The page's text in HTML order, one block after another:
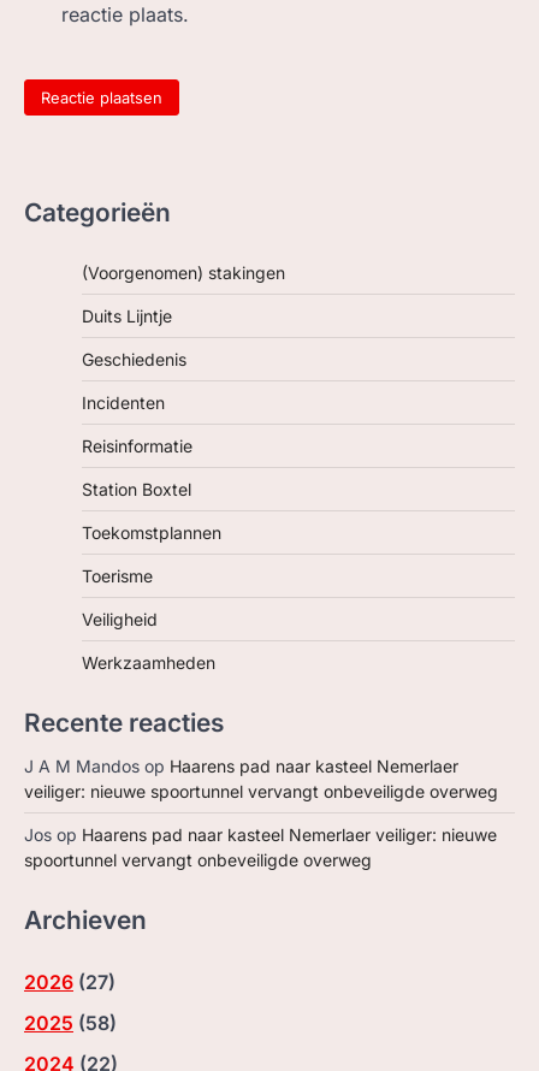
reactie plaats.
Categorieën
(Voorgenomen) stakingen
Duits Lijntje
Geschiedenis
Incidenten
Reisinformatie
Station Boxtel
Toekomstplannen
Toerisme
Veiligheid
Werkzaamheden
Recente reacties
J A M Mandos op Haarens pad naar kasteel Nemerlaer
veiliger: nieuwe spoortunnel vervangt onbeveiligde overweg
Jos op Haarens pad naar kasteel Nemerlaer veiliger: nieuwe
spoortunnel vervangt onbeveiligde overweg
Archieven
2026 (27)
2025 (58)
2024 (22)